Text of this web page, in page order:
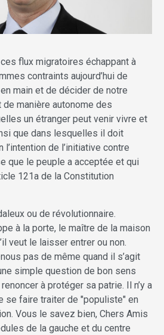
flux migratoires échappant à
contraints aujourd’hui de
main et de décider de notre
manière autonome des
un étranger peut venir vivre et
que dans lesquelles il doit
l’intention de l’initiative contre
que le peuple a acceptée et qui
121a de la Constitution
ou de révolutionnaire.
à la porte, le maître de la maison
veut le laisser entrer ou non.
pas de même quand il s’agit
simple question de bon sens
à protéger sa patrie. Il n’y a
se faire traiter de "populiste" en
Vous le savez bien, Chers Amis
de la gauche et du centre